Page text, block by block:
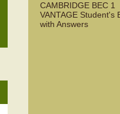
CAMBRIDGE BEC 1
VANTAGE Student's
with Answers